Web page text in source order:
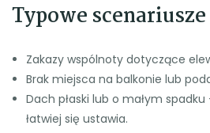
Typowe scenariusze
Zakazy wspólnoty dotyczące
Brak miejsca na balkonie lub
Dach płaski lub o małym
łatwiej się ustawia.